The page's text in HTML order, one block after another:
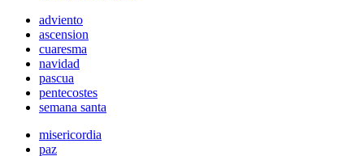
adviento
ascension
cuaresma
navidad
pascua
pentecostes
semana santa
misericordia
paz